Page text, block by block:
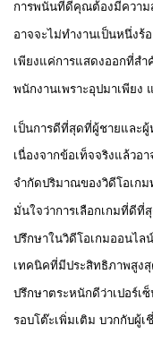
การพนันที่ดีคุณต้องมีความ
อาจจะไม่ทำงานเป็นหนึ่งร้
เพียงแค่การแสดงออกที่ส
พนักงานเพราะอุปมาเพียง
เป็นการดีที่สุดที่ผู้ชายและ
เนื่องจากข้อเท็จจริงแล้วอ
จำกัดปริมาณของวิดีโอเกม
มั่นใจว่าการเลือกเกมที่ดีที่
ปรึกษาในวิดีโอเกมออนไ
เทคนิคที่มีประสิทธิภาพสูงสุ
ปรึกษาตระหนักดีว่าเปอร์เ
รอบโต๊ะเพิ่มเติม บวกกับผู้เ